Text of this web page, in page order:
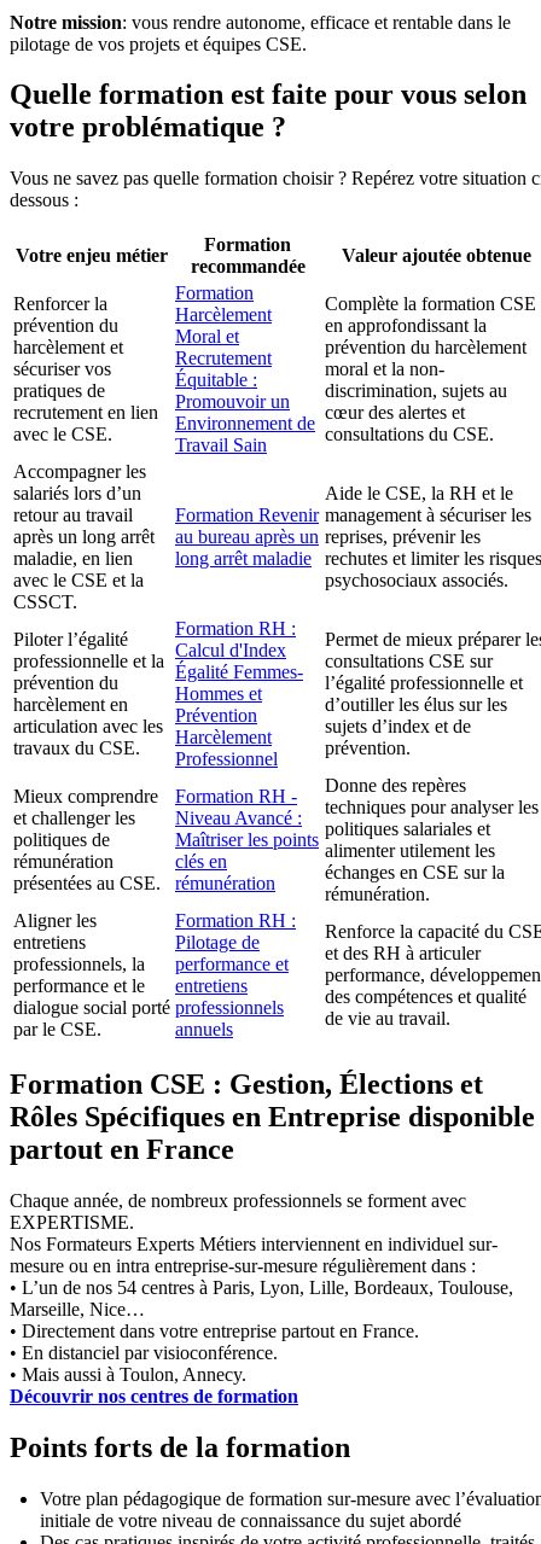
Notre mission: vous rendre autonome, efficace et rentable dans le
pilotage de vos projets et équipes CSE.
Quelle formation est faite pour vous selon
votre problématique ?
Vous ne savez pas quelle formation choisir ? Repérez votre situation
dessous :
Votre enjeu métier
Formation
recommandée
Valeur ajoutée obtenue
Renforcer la
prévention du
harcèlement et
sécuriser vos
pratiques de
recrutement en lien
avec le CSE.
Formation
Harcèlement
Moral et
Recrutement
Équitable :
Promouvoir un
Environnement de
Travail Sain
Complète la formation CSE
en approfondissant la
prévention du harcèlement
moral et la non-
discrimination, sujets au
cœur des alertes et
consultations du CSE.
Accompagner les
salariés lors d’un
retour au travail
après un long arrêt
maladie, en lien
avec le CSE et la
CSSCT.
Formation Revenir
au bureau après un
long arrêt maladie
Aide le CSE, la RH et le
management à sécuriser les
reprises, prévenir les
rechutes et limiter les risques
psychosociaux associés.
Piloter l’égalité
professionnelle et la
prévention du
harcèlement en
articulation avec les
travaux du CSE.
Formation RH :
Calcul d'Index
Égalité Femmes-
Hommes et
Prévention
Harcèlement
Professionnel
Permet de mieux préparer
consultations CSE sur
l’égalité professionnelle et
d’outiller les élus sur les
sujets d’index et de
prévention.
Mieux comprendre
et challenger les
politiques de
rémunération
présentées au CSE.
Formation RH -
Niveau Avancé :
Maîtriser les points
clés en
rémunération
Donne des repères
techniques pour analyser les
politiques salariales et
alimenter utilement les
échanges en CSE sur la
rémunération.
Aligner les
entretiens
professionnels, la
performance et le
dialogue social porté
par le CSE.
Formation RH :
Pilotage de
performance et
entretiens
professionnels
annuels
Renforce la capacité du
et des RH à articuler
performance,
des compétences et qualité
de vie au travail.
Formation CSE : Gestion, Élections et
Rôles Spécifiques en Entreprise disponible
partout en France
Chaque année, de nombreux professionnels se forment avec
EXPERTISME.
Nos Formateurs Experts Métiers interviennent en individuel sur-
mesure ou en intra entreprise-sur-mesure régulièrement dans :
• L’un de nos 54 centres à Paris, Lyon, Lille, Bordeaux, Toulouse,
Marseille, Nice…
• Directement dans votre entreprise partout en France.
• En distanciel par visioconférence.
• Mais aussi à Toulon, Annecy.
Découvrir nos centres de formation
Points forts de la formation
Votre plan pédagogique de formation sur-mesure avec
initiale de votre niveau de connaissance du sujet abordé